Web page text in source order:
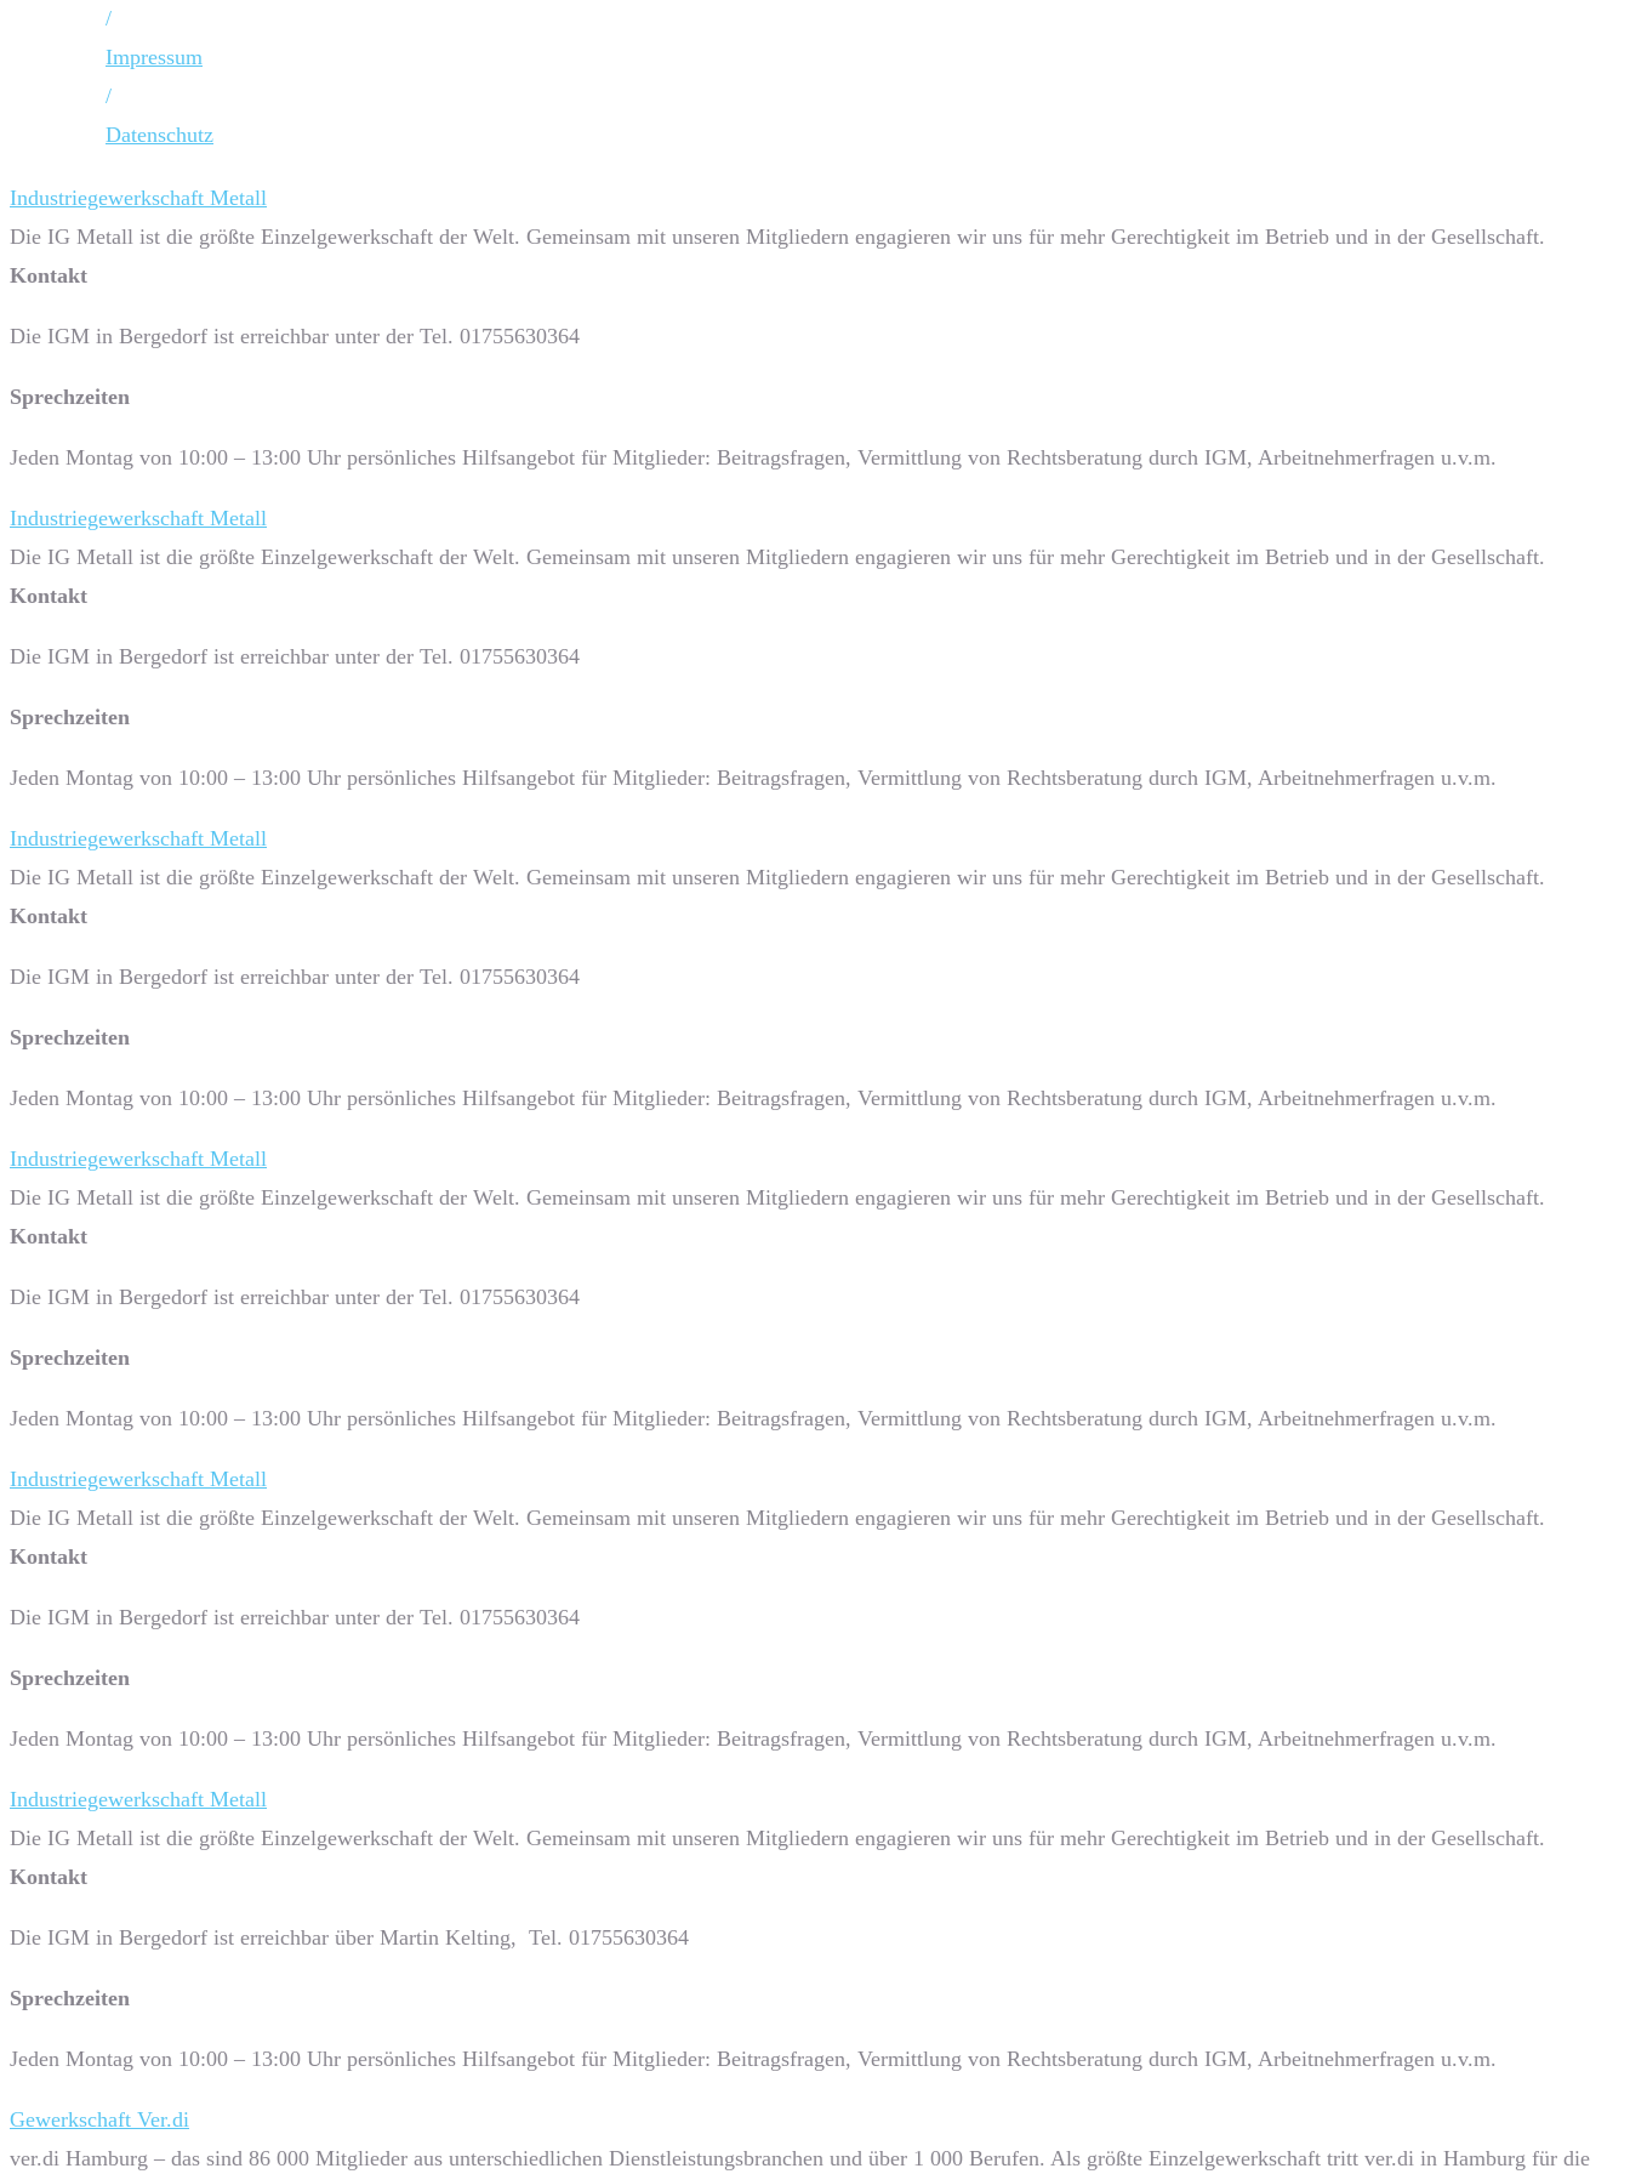
/
Impressum
/
Datenschutz
Industriegewerkschaft Metall
Die IG Metall ist die größte Einzelgewerkschaft der Welt. Gemeinsam mit unseren Mitgliedern engagieren wir uns für mehr Gerechtigkeit im Betrieb und in der Gesellschaft.
Kontakt
Die IGM in Bergedorf ist erreichbar unter der Tel. 01755630364
Sprech­zeiten
Jeden Montag von 10:00 – 13:00 Uhr persönliches Hilfsangebot für Mitglieder: Beitragsfragen, Vermittlung von Rechtsberatung durch IGM, Arbeitnehmerfragen u.v.m.
Industriegewerkschaft Metall
Die IG Metall ist die größte Einzelgewerkschaft der Welt. Gemeinsam mit unseren Mitgliedern engagieren wir uns für mehr Gerechtigkeit im Betrieb und in der Gesellschaft.
Kontakt
Die IGM in Bergedorf ist erreichbar unter der Tel. 01755630364
Sprech­zeiten
Jeden Montag von 10:00 – 13:00 Uhr persönliches Hilfsangebot für Mitglieder: Beitragsfragen, Vermittlung von Rechtsberatung durch IGM, Arbeitnehmerfragen u.v.m.
Industriegewerkschaft Metall
Die IG Metall ist die größte Einzelgewerkschaft der Welt. Gemeinsam mit unseren Mitgliedern engagieren wir uns für mehr Gerechtigkeit im Betrieb und in der Gesellschaft.
Kontakt
Die IGM in Bergedorf ist erreichbar unter der Tel. 01755630364
Sprech­zeiten
Jeden Montag von 10:00 – 13:00 Uhr persönliches Hilfsangebot für Mitglieder: Beitragsfragen, Vermittlung von Rechtsberatung durch IGM, Arbeitnehmerfragen u.v.m.
Industriegewerkschaft Metall
Die IG Metall ist die größte Einzelgewerkschaft der Welt. Gemeinsam mit unseren Mitgliedern engagieren wir uns für mehr Gerechtigkeit im Betrieb und in der Gesellschaft.
Kontakt
Die IGM in Bergedorf ist erreichbar unter der Tel. 01755630364
Sprech­zeiten
Jeden Montag von 10:00 – 13:00 Uhr persönliches Hilfsangebot für Mitglieder: Beitragsfragen, Vermittlung von Rechtsberatung durch IGM, Arbeitnehmerfragen u.v.m.
Industriegewerkschaft Metall
Die IG Metall ist die größte Einzelgewerkschaft der Welt. Gemeinsam mit unseren Mitgliedern engagieren wir uns für mehr Gerechtigkeit im Betrieb und in der Gesellschaft.
Kontakt
Die IGM in Bergedorf ist erreichbar unter der Tel. 01755630364
Sprech­zeiten
Jeden Montag von 10:00 – 13:00 Uhr persönliches Hilfsangebot für Mitglieder: Beitragsfragen, Vermittlung von Rechtsberatung durch IGM, Arbeitnehmerfragen u.v.m.
Industriegewerkschaft Metall
Die IG Metall ist die größte Einzelgewerkschaft der Welt. Gemeinsam mit unseren Mitgliedern engagieren wir uns für mehr Gerechtigkeit im Betrieb und in der Gesellschaft.
Kontakt
Die IGM in Bergedorf ist erreichbar über Martin Kelting, Tel. 01755630364
Sprech­zeiten
Jeden Montag von 10:00 – 13:00 Uhr persönliches Hilfsangebot für Mitglieder: Beitragsfragen, Vermittlung von Rechtsberatung durch IGM, Arbeitnehmerfragen u.v.m.
Gewerkschaft Ver.di
ver.di Hamburg – das sind 86 000 Mitglieder aus unterschiedlichen Dienstleistungsbranchen und über 1 000 Berufen. Als größte Einzelgewerkschaft tritt ver.di in Hamburg für die